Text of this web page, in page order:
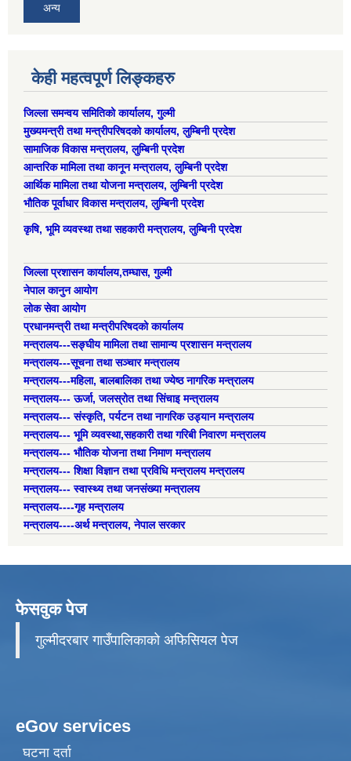
अन्य
केही महत्वपूर्ण लिङ्कहरु
जिल्ला समन्वय समितिको कार्यालय, गुल्मी
मुख्यमन्त्री तथा मन्त्रीपरिषदको कार्यालय, लुम्बिनी प्रदेश
सामाजिक विकास मन्त्रालय, लुम्बिनी प्रदेश
आन्तरिक मामिला तथा कानून मन्त्रालय, लुम्बिनी प्रदेश
आर्थिक मामिला तथा योजना मन्त्रालय, लुम्बिनी प्रदेश
भौतिक पूर्वाधार विकास मन्त्रालय, लुम्बिनी प्रदेश
कृषि, भूमि व्यवस्था तथा सहकारी मन्त्रालय, लुम्बिनी प्रदेश
जिल्ला प्रशासन कार्यालय,तम्घास, गुल्मी
नेपाल कानुन आयोग
लोक सेवा आयोग
प्रधानमन्त्री तथा मन्त्रीपरिषदको कार्यालय
मन्त्रालय---सङ्घीय मामिला तथा सामान्य प्रशासन मन्त्रालय
मन्त्रालय---सूचना तथा सञ्चार मन्त्रालय
मन्त्रालय---महिला, बालबालिका तथा ज्येष्ठ नागरिक मन्त्रालय
मन्त्रालय--- ऊर्जा, जलस्रोत तथा सिंचाइ मन्त्रालय
मन्त्रालय--- संस्कृति, पर्यटन तथा नागरिक उड्यान मन्त्रालय
मन्त्रालय--- भूमि व्यवस्था,सहकारी तथा गरिबी निवारण मन्त्रालय
मन्त्रालय--- भौतिक योजना तथा निमाण मन्त्रालय
मन्त्रालय--- शिक्षा विज्ञान तथा प्रविधि मन्त्रालय मन्त्रालय
मन्त्रालय--- स्वास्थ्य तथा जनसंख्या मन्त्रालय
मन्त्रालय----गृह मन्त्रालय
मन्त्रालय----अर्थ मन्त्रालय, नेपाल सरकार
फेसवुक पेज
गुल्मीदरबार गाउँपालिकाको अफिसियल पेज
eGov services
घटना दर्ता